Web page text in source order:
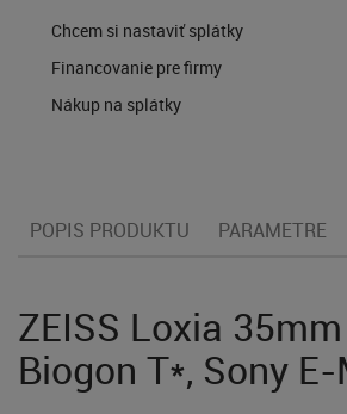
Chcem si nastaviť splátky
Financovanie pre firmy
Nákup na splátky
POPIS PRODUKTU PARAMETRE
ZEISS Loxia
Biogon T*, Sony